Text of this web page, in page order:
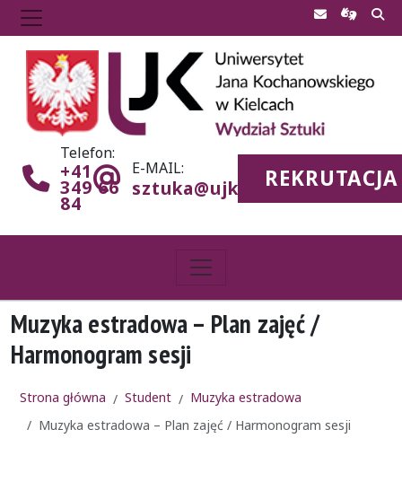
Telefon:
+41
349 66
84
E-MAIL:
sztuka@ujk.edu.plREKRUTACJA
Muzyka estradowa – Plan zajęć /
Harmonogram sesji
Strona główna Student
Muzyka estradowa
Muzyka estradowa – Plan zajęć / Harmonogram sesji